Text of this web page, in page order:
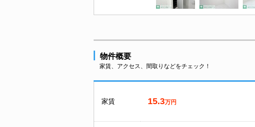
物件概要
家賃、アクセス、間取りなどをチェック！
家賃 15.3万円